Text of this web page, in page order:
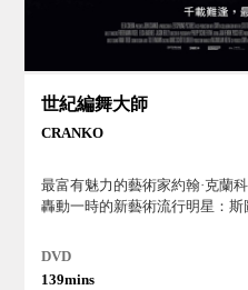
世紀編舞大師
CRANKO
最富有魅力的藝術家約翰·克蘭
轟動一時的新藝術流行明星：
DVD
139mins